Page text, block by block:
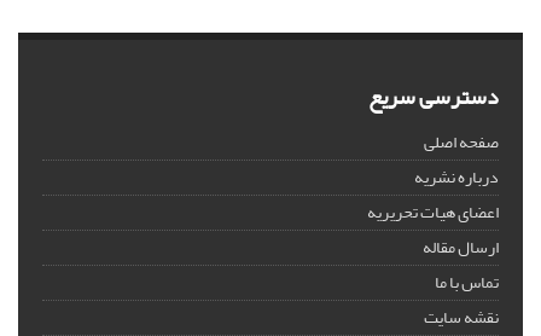
دسترسی سریع
صفحه اصلی
درباره نشریه
اعضای هیات تحریریه
ارسال مقاله
تماس با ما
نقشه سایت